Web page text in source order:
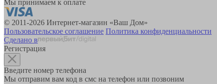
Мы принимаем к оплате
© 2011-2026 Интернет-магазин «Ваш Дом»
Пользовательское соглашение Политика конфиденциальности
Сделано в
Регистрация
Введите номер телефона
Мы отправим вам код в смс на телефон или позвоним